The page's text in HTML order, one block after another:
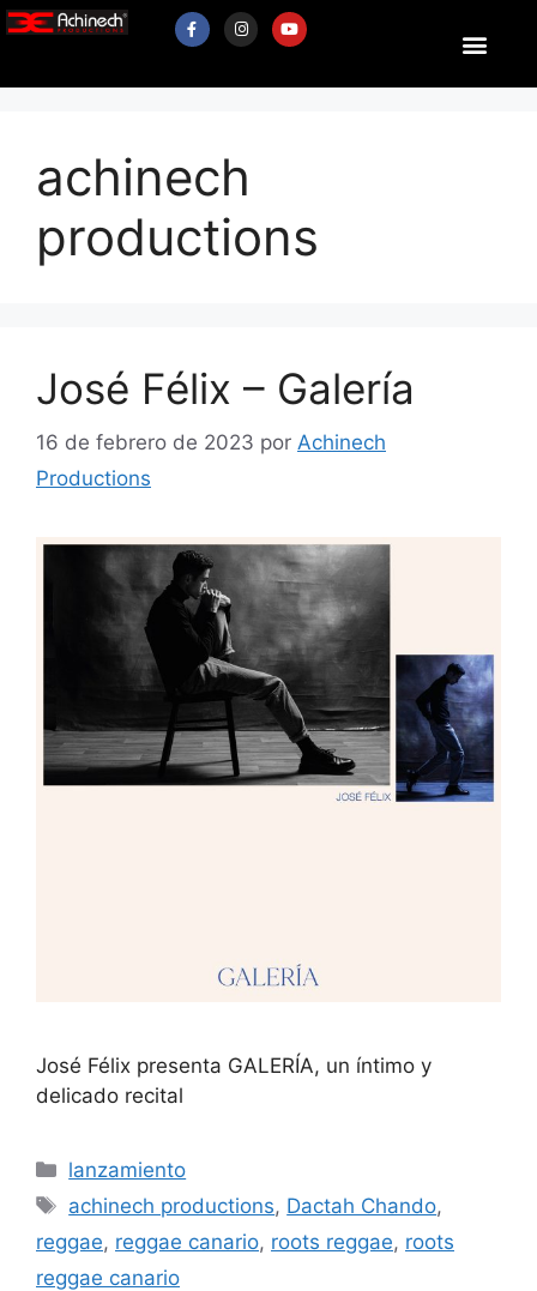
achinech
productions
José Félix – Galería
16 de febrero de 2023 por Achinech
Productions
José Félix presenta GALERÍA, un íntimo y
delicado recital
lanzamiento
achinech productions, Dactah Chando,
reggae, reggae canario, roots reggae, roots
reggae canario